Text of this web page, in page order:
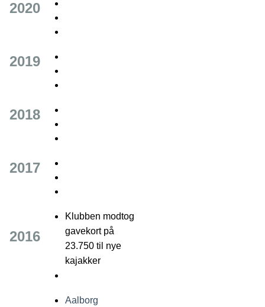
2020
2019
2018
2017
2016
Klubben modtog
gavekort på
23.750 til nye
kajakker
Aalborg